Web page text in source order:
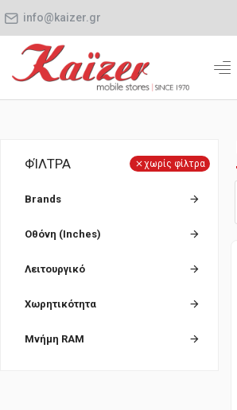
info@kaizer.gr
ΦΊΛΤΡΑ χωρίς φίλτρα
Brands
Οθόνη (Inches)
Λειτουργικό
Χωρητικότητα
Μνήμη RAM